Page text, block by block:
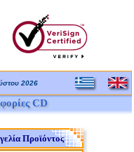
2026
CD
Προϊόντος